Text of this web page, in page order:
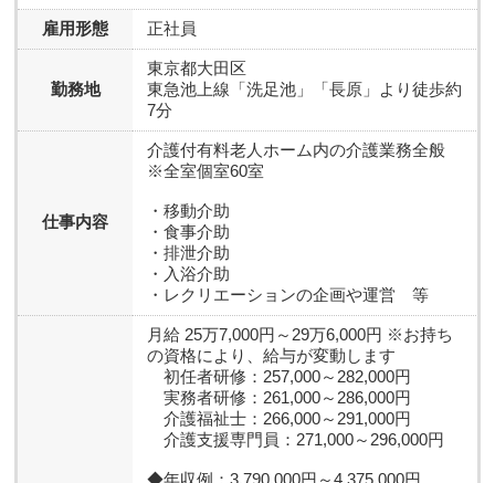
雇用形態 正社員
勤務地
東京都大田区
東急池上線「洗足池」「長原」より徒歩約
7分
仕事内容
介護付有料老人ホーム内の介護業務全般
※全室個室60室
・移動介助
・食事介助
・排泄介助
・入浴介助
・レクリエーションの企画や運営 等
月給 25万7,000円～29万6,000円 ※お持ち
の資格により、給与が変動します
初任者研修：257,000～282,000円
実務者研修：261,000～286,000円
介護福祉士：266,000～291,000円
介護支援専門員：271,000～296,000円
◆年収例：3,790,000円～4,375,000円